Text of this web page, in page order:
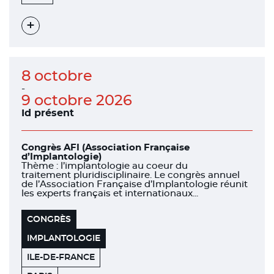
PROMENADE
ANGLAIS
Voir
8 octobre
-
9 octobre 2026
Id présent
Congrès AFI (Association Française
d’Implantologie)
Thème : l’implantologie au coeur du
traitement pluridisciplinaire. Le congrès annuel
de l’Association Française d’Implantologie réunit
les experts français et internationaux...
CONGRÈS
IMPLANTOLOGIE
ILE-DE-FRANCE